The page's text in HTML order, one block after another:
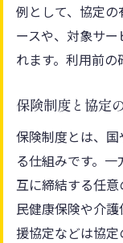
例として、協定
ースや、対象サ
れます。利用前の
保険制度と協定
保険制度とは、
る仕組みです。
互に締結する任
民健康保険や介
援協定などは協定